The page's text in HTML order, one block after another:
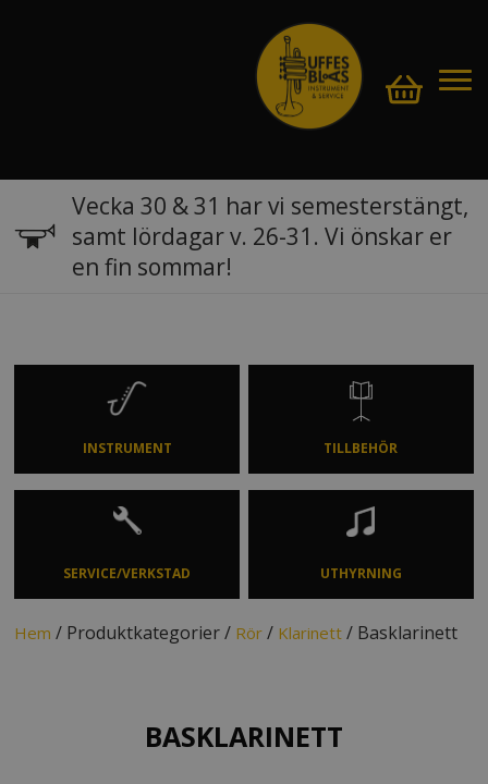
Vecka 30 & 31 har vi semesterstängt,
samt lördagar v. 26-31. Vi önskar er
en fin sommar!
INSTRUMENT TILLBEHÖR
SERVICE/VERKSTAD UTHYRNING
Hem / Produktkategorier / Rör / Klarinett / Basklarinett
BASKLARINETT